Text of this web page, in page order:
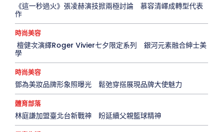
《這一秒過火》張凌赫演技掀兩極討論 慕容清嶧成轉型代表
作
時尚美容
檀健次演繹Roger Vivier七夕限定系列 銀河元素融合紳士美
學
時尚美容
鄧為美妝品牌形象照曝光 鬆弛穿搭展現品牌大使魅力
體育部落
林庭謙加盟臺北台新戰神 盼延續父親籃球精神